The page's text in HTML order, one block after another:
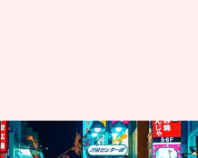
ートウェア: 日本